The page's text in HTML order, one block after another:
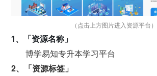
（点击上方图片进入资源平台）
1、「资源名称」
博学易知专升本学习平台
2、「资源标签」